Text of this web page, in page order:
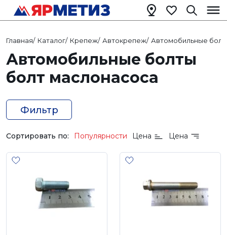
Главная/ Каталог/ Крепеж/ Автокрепеж/ Автомобильные
Автомобильные болты
болт маслонасоса
Фильтр
Сортировать по: Популярности Цена Цена